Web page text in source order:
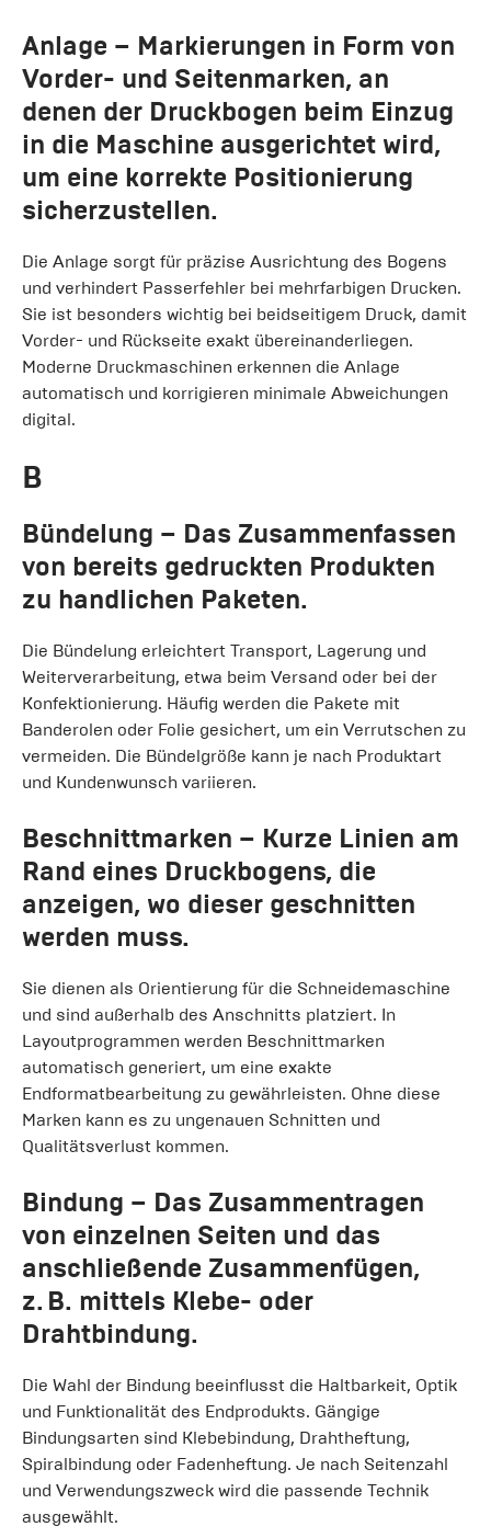
Anlage – Markierungen in Form von
Vorder- und Seitenmarken, an
denen der Druckbogen beim Einzug
in die Maschine ausgerichtet wird,
um eine korrekte Positionierung
sicherzustellen.
Die Anlage sorgt für präzise Ausrichtung des Bogens
und verhindert Passerfehler bei mehrfarbigen Drucken.
Sie ist besonders wichtig bei beidseitigem Druck, damit
Vorder- und Rückseite exakt übereinanderliegen.
Moderne Druckmaschinen erkennen die Anlage
automatisch und korrigieren minimale Abweichungen
digital.
B
Bündelung – Das Zusammenfassen
von bereits gedruckten Produkten
zu handlichen Paketen.
Die Bündelung erleichtert Transport, Lagerung und
Weiterverarbeitung, etwa beim Versand oder bei der
Konfektionierung. Häufig werden die Pakete mit
Banderolen oder Folie gesichert, um ein Verrutschen zu
vermeiden. Die Bündelgröße kann je nach Produktart
und Kundenwunsch variieren.
Beschnittmarken – Kurze Linien am
Rand eines Druckbogens, die
anzeigen, wo dieser geschnitten
werden muss.
Sie dienen als Orientierung für die Schneidemaschine
und sind außerhalb des Anschnitts platziert. In
Layoutprogrammen werden Beschnittmarken
automatisch generiert, um eine exakte
Endformatbearbeitung zu gewährleisten. Ohne diese
Marken kann es zu ungenauen Schnitten und
Qualitätsverlust kommen.
Bindung – Das Zusammentragen
von einzelnen Seiten und das
anschließende Zusammenfügen,
z. B. mittels Klebe- oder
Drahtbindung.
Die Wahl der Bindung beeinflusst die Haltbarkeit, Optik
und Funktionalität des Endprodukts. Gängige
Bindungsarten sind Klebebindung, Drahtheftung,
Spiralbindung oder Fadenheftung. Je nach Seitenzahl
und Verwendungszweck wird die passende Technik
ausgewählt.